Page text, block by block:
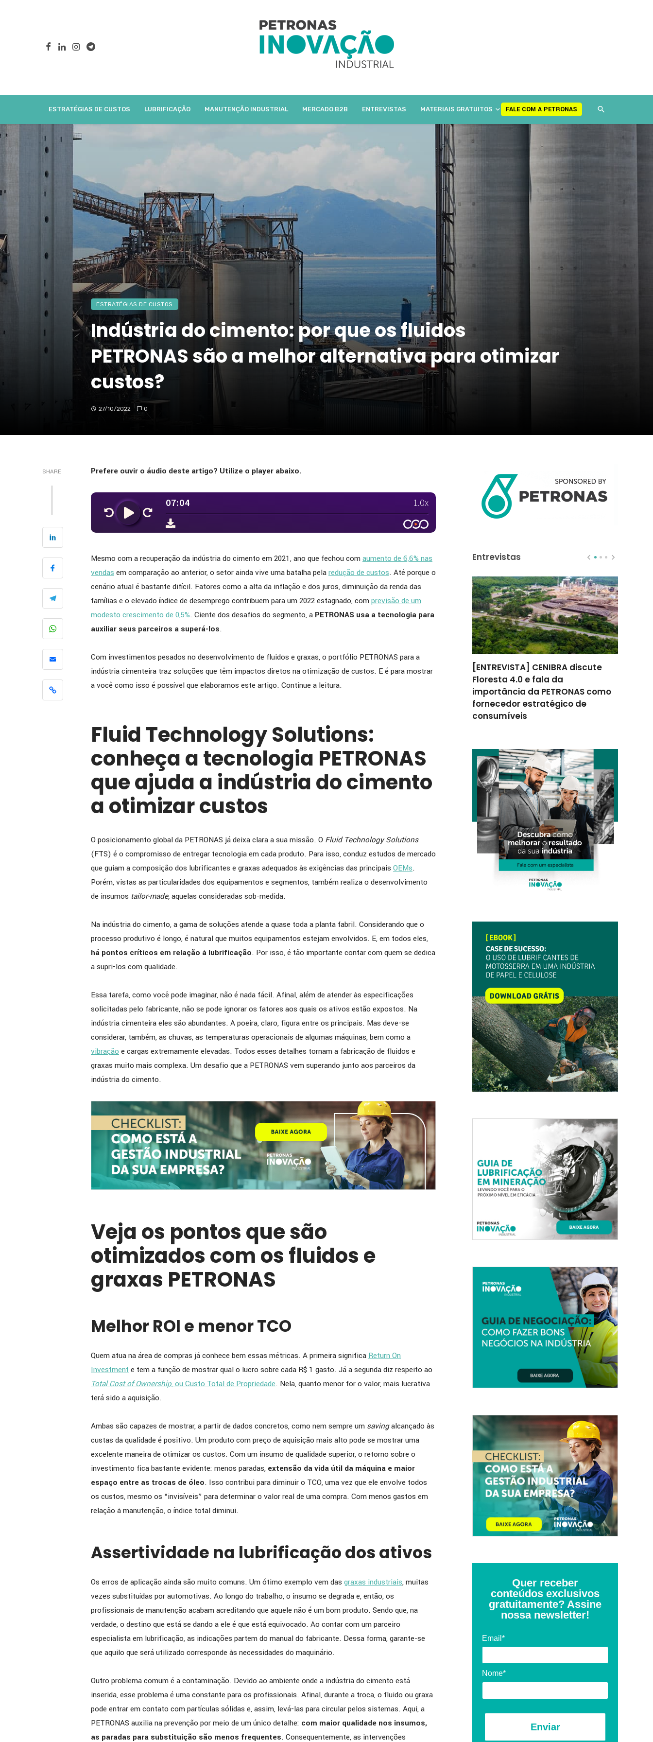
ESTRATÉGIAS DE CUSTOS LUBRIFICAÇÃO MANUTENÇÃO INDUSTRIAL MERCADO B2B ENTREVISTAS MATERIAIS GRATUITOS FALE COM A PETRONAS
FALE COM A PETRONAS
ESTRATÉGIAS DE CUSTOS
Indústria do cimento: por que os fluidos
PETRONAS são a melhor alternativa para otimizar
custos?
27/10/2022 0
SHARE Prefere ouvir o áudio deste artigo? Utilize o player abaixo.
Mesmo com a recuperação da indústria do cimento em 2021, ano que fechou comaumento de 6,6% nas
vendas em comparação ao anterior, o setor ainda vive uma batalha pelaredução de custos. Até porque o
cenário atual é bastante difícil. Fatores como a alta da inflação e dos juros, diminuição da renda das
famílias e o elevado índice de desemprego contribuem para um 2022 estagnado, comprevisão de um
modesto crescimento de 0,5%. Ciente dos desafios do segmento, a PETRONAS usa a tecnologia para
auxiliar seus parceiros a superá-los.
Com investimentos pesados no desenvolvimento de fluidos e graxas, o portfólio PETRONAS para a
indústria cimenteira traz soluções que têm impactos diretos na otimização de custos. E é para mostrar
a você como isso é possível que elaboramos este artigo. Continue a leitura.
Fluid Technology Solutions:
conheça a tecnologia PETRONAS
que ajuda a indústria do cimento
a otimizar custos
O posicionamento global da PETRONAS já deixa clara a sua missão. O Fluid Technology Solutions
(FTS) é o compromisso de entregar tecnologia em cada produto. Para isso, conduz estudos de mercado
que guiam a composição dos lubrificantes e graxas adequados às exigências das principais OEMs.
Porém, vistas as particularidades dos equipamentos e segmentos, também realiza o desenvolvimento
de insumos tailor-made,aquelas consideradas sob-medida.
Na indústria do cimento, a gama de soluções atende a quase toda a planta fabril. Considerando que o
processo produtivo é longo, é natural que muitos equipamentos estejam envolvidos. E, em todos eles,
há pontos críticos em relação à lubrificação. Por isso, é tão importante contar com quem se dedica
a supri-los com qualidade.
Essa tarefa, como você pode imaginar, não é nada fácil. Afinal, além de atender às especificações
solicitadas pelo fabricante, não se pode ignorar os fatores aos quais os ativos estão expostos. Na
indústria cimenteira eles são abundantes. A poeira, claro, figura entre os principais. Mas deve-se
considerar, também, as chuvas, as temperaturas operacionais de algumas máquinas, bem como a
vibração e cargas extremamente elevadas. Todos esses detalhes tornam a fabricação de fluidos e
graxas muito mais complexa. Um desafio que a PETRONAS vem superando junto aos parceiros da
indústria do cimento.
Veja os pontos que são
otimizados com os fluidos e
graxas PETRONAS
Melhor ROI e menor TCO
Quem atua na área de compras já conhece bem essas métricas. A primeira significa Return On
Investment e tem a função de mostrar qual o lucro sobre cada R$ 1 gasto. Já a segunda diz respeito ao
Total Cost of Ownership, ou Custo Total de Propriedade. Nela, quanto menor for o valor, mais lucrativa
terá sido a aquisição.
Ambas são capazes de mostrar, a partir de dados concretos, como nem sempre um savingalcançado às
custas da qualidade é positivo. Um produto com preço de aquisição mais alto pode se mostrar uma
excelente maneira de otimizar os custos. Com um insumo de qualidade superior, o retorno sobre o
investimento fica bastante evidente: menos paradas, extensão da vida útil da máquina e maior
espaço entre as trocas de óleo. Isso contribui para diminuir o TCO, uma vez que ele envolve todos
os custos, mesmo os “invisíveis” para determinar o valor real de uma compra. Com menos gastos em
relação à manutenção, o índice total diminui.
Assertividade na lubrificação dos ativos
Os erros de aplicação ainda são muito comuns. Um ótimo exemplo vem das graxas industriais, muitas
vezes substituídas por automotivas. Ao longo do trabalho, o insumo se degrada e, então, os
profissionais de manutenção acabam acreditando que aquele não é um bom produto. Sendo que, na
verdade, o destino que está se dando a ele é que está equivocado. Ao contar com um parceiro
especialista em lubrificação, as indicações partem do manual do fabricante. Dessa forma, garante-se
que aquilo que será utilizado corresponde às necessidades do maquinário.
Outro problema comum é a contaminação. Devido ao ambiente onde a indústria do cimento está
inserida, esse problema é uma constante para os profissionais. Afinal, durante a troca, o fluido ou graxa
pode entrar em contato com partículas sólidas e, assim, levá-las para circular pelos sistemas. Aqui, a
PETRONAS auxilia na prevenção por meio de um único detalhe: com maior qualidade nos insumos,
as paradas para substituição são menos frequentes. Consequentemente, as intervenções
Entrevistas
[ENTREVISTA] BIOSEV comenta
como a parceria com a PETRONAS
apoiou em sua estratégia de
[ENTREVISTA] GERDAU comenta
siderurgia e parceria estratégica
[ENTREVISTA] CENIBRA discute
Floresta 4.0 e fala da
importância da PETRONAS como
fornecedor estratégico de
consumíveis
Quer receber
conteúdos exclusivos
gratuitamente? Assine
nossa newsletter!
Email*
Nome*
Enviar